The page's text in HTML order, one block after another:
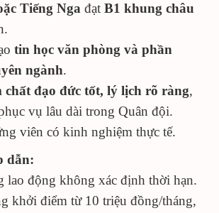
Tiếng Nga đạt B1 khung châu
tin học văn phòng và phần
ngành.
chất đạo đức tốt, lý lịch rõ ràng,
vụ lâu dài trong Quân đội.
viên có kinh nghiệm thực tế.
dẫn:
lao động không xác định thời hạn.
khởi điểm từ 10 triệu đồng/tháng,